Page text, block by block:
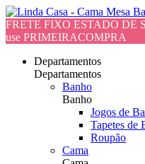
FRETE FIXO ESTADO DE
use PRIMEIRACOMPRA
Departamentos
Departamentos
Banho
Banho
Jogos de
Tapetes de
Roupão
Cama